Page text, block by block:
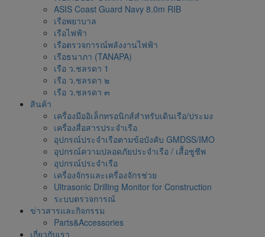
ASIS Coast Guard Navy 8.0m RIB
เรือพยาบาล
เรือไฟฟ้า
เรือตรวจการณ์พลังงานไฟฟ้า
เรือธนาภา (TANAPA)
เรือ ว.ชลรดา 1
เรือ ว.ชลรดา ๒
เรือ ว.ชลรดา ๓
สินค้า
เครื่องมืออิเล็กทรอนิกส์สำหรับเดินเรือ/ประมง
เครื่องสื่อสารประจำเรือ
อุปกรณ์ประจำเรือตามข้อบังคับ GMDSS/IMO
อุปกรณ์ความปลอดภัยประจำเรือ / เสื้อชูชีพ
อุปกรณ์ประจำเรือ
เครื่องจักรและเครื่องจักรช่วย
Ultrasonic Drilling Monitor for Construction
ระบบตรวจการณ์
ข่าวสารและกิจกรรม
Parts&Accessories
เกี่ยวกับเรา